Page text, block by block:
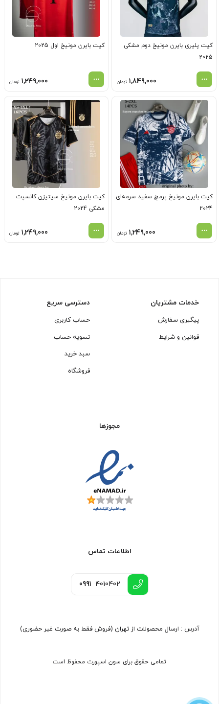
کیت پلیری بایرن مونیخ دوم مشکی
2025
1,849,000 تومان
کیت بایرن مونیخ اول 2025
1,249,000 تومان
کیت بایرن مونیخ پرمچ سفید سرمه‌ای
2024
1,249,000 تومان
کیت بایرن مونیخ سیتیزن کانسپت
مشکی 2024
1,249,000 تومان
خدمات مشتریان
پیگیری سفارش
قوانین و شرایط
دسترسی سریع
حساب کاربری
تسویه حساب
سبد خرید
فروشگاه
مجوزها
اطلاعات تماس
0991 4010402
آدرس : ارسال محصولات از تهران (فروش فقط به صورت غیر حضوری)
تمامی حقوق برای سون اسپورت محفوظ است